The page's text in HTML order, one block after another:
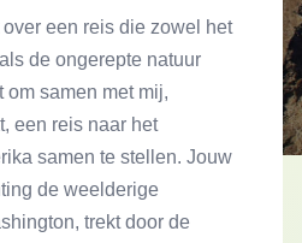
een reis die zowel het
de ongerepte natuur
om samen met mij,
een reis naar het
samen te stellen. Jouw
de weelderige
trekt door de